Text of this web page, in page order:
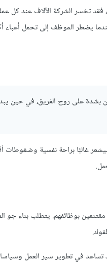
فقد تخسر الشركة الآلاف عند كل
يضطر الموظف إلى تحمل أعباء
بشدة على روح الفريق، في حين
غالبًا براحة نفسية
بوظائفهم. يتطلب بناء جو
في تطوير سير العمل